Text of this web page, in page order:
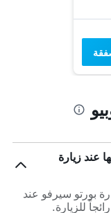
عند زيارة
بورتو سيرفو عند
للزيارة.